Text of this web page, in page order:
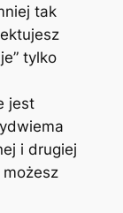
tak
tylko
jest
i drugiej
możesz